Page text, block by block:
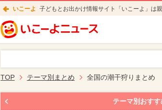
いこーよ 子どもとお出かけ情報サイト「いこーよ」は
TOP テーマ別まとめ 全国の潮干狩りまとめ
テーマ別おす